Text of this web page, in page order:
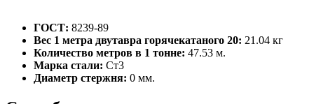
ГОСТ: 8239-89
Вес 1 метра двутавра горячекатаного 20: 21.04 кг
Количество метров в 1 тонне: 47.53 м.
Марка стали: Ст3
Диаметр стержня: 0 мм.